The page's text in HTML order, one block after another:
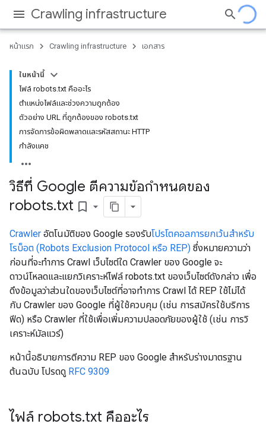
Crawling infrastructure
หน้าแรก Crawling infrastructure เอกสาร
ในหน้านี้
ไฟล์ robots.txt คืออะไร
ตำแหน่งไฟล์และช่วงความถูกต้อง
ตัวอย่าง URL ที่ถูกต้องของ robots.txt
การจัดการข้อผิดพลาดและรหัสสถานะ HTTP
กำลังแคช
วิธีที่ Google ตีความข้อกําหนดของ
robots.txt bookmark_border
Crawler อัตโนมัติของ Google รองรับโปรโตคอลการยกเว้นสำหรับ
โรบ็อต (Robots Exclusion Protocol หรือ REP) ซึ่งหมายความว่า
ก่อนที่จะทำการ Crawl เว็บไซต์ใด Crawler ของ Google จะ
ดาวน์โหลดและแยกวิเคราะห์ไฟล์ robots.txt ของเว็บไซต์ดังกล่าว เพื่อ
ดึงข้อมูลว่าส่วนใดของเว็บไซต์ที่อาจทำการ Crawl ได้ REP ใช้ไม่ได้
กับ Crawler ของ Google ที่ผู้ใช้ควบคุม (เช่น การสมัครใช้บริการ
ฟีด) หรือ Crawler ที่ใช้เพื่อเพิ่มความปลอดภัยของผู้ใช้ (เช่น การวิ
เคราะห์มัลแวร์)
หน้านี้อธิบายการตีความ REP ของ Google สำหรับร่างมาตรฐาน
ต้นฉบับ โปรดดู RFC 9309
ไฟล์ robots.txt คืออะไร